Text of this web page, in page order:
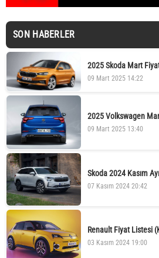
SON HABERLER
2025 Skoda Mart
09 Mart 2025 14:22
2025 Volkswagen
09 Mart 2025 13:40
Skoda 2024 Kasım
07 Kasım 2024 20:42
Renault Fiyat Listesi
03 Kasım 2024 19:00